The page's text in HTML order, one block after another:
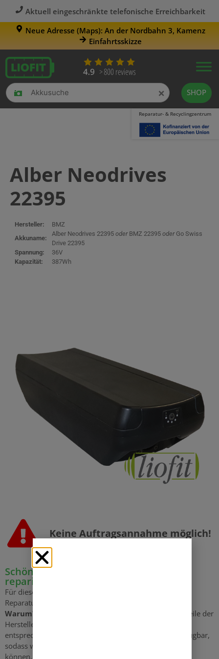
Aktuell eingeschränkte telefonische Erreichbarkeit
Neue Adresse (Maps): An der Nordbahn 3, Kamenz
Einfahrtsskizze
× SHOP
Reparatur- & Recyclingzentrum
Alber Neodrives
22395
Hersteller:
BMZ
Akkuname:
Alber Neodrives 22395 oderBMZ 22395 oderGo Swiss
Drive 22395
Spannung:
36V
Kapazität:
387Wh
Keine Auftrags­annahme möglich!
Schön, dass Sie Ihren Akku bei Liofit
reparieren lassen möchten!
Für diesen Akku des Herstellers
Reparaturen an.
Warum?
Weil wir bei Reparaturen des BMS auf Ersatzteile der
Hersteller angewiesen sind. Leider sind von BMZ keine
entsprechenden Ersatzteile und keine Servicetools verfügbar,
sodass wir Ihnen hier keinen Reparaturservice anbieten
können, der unseren Ansprüchen genügt.